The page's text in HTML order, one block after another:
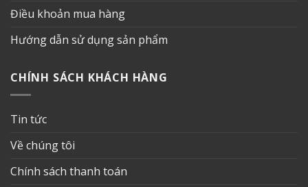
Điều khoản mua hàng
Hướng dẫn sử dụng sản phẩm
CHÍNH SÁCH KHÁCH HÀNG
Tin tức
Về chúng tôi
Chính sách thanh toán